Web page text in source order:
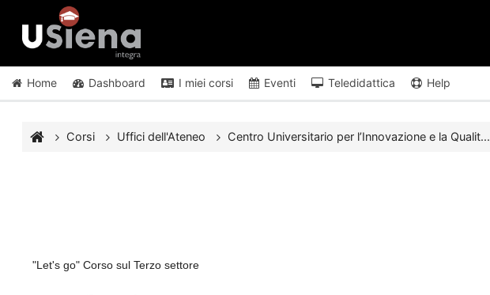
Vai al contenuto principale
Home Dashboard I miei corsi Eventi Teledidattica Help
Corsi Uffici dell'Ateneo Centro Universitario per l’Innovazione e la Qualit...
"Let's go" Corso sul Terzo settore